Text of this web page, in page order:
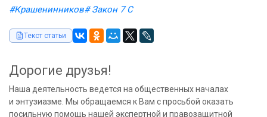
#Крашенинников# Закон 7 С
Текст статьи
Дорогие друзья!
Наша деятельность ведется на общественных началах
и энтузиазме. Мы обращаемся к Вам с просьбой оказать
посильную помощь нашей экспертной и правозащитной